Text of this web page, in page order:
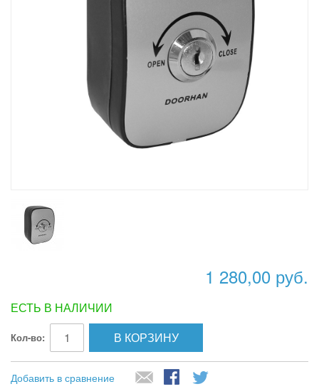
1 280,00 руб.
ЕСТЬ В НАЛИЧИИ
Кол-во: В КОРЗИНУ
Добавить в сравнение